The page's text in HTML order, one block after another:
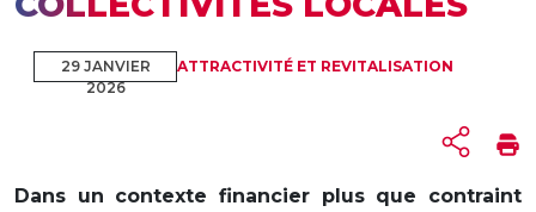
29 JANVIER
2026
ATTRACTIVITÉ ET REVITALISATION
Dans un contexte financier plus que contraint